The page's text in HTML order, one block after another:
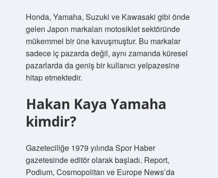
Honda, Yamaha, Suzuki ve Kawasaki gibi önde
gelen Japon markaları motosiklet sektöründe
mükemmel bir üne kavuşmuştur. Bu markalar
sadece iç pazarda değil, aynı zamanda küresel
pazarlarda da geniş bir kullanıcı yelpazesine
hitap etmektedir.
Hakan Kaya Yamaha
kimdir?
Gazeteciliğe 1979 yılında Spor Haber
gazetesinde editör olarak başladı. Report,
Podium, Cosmopolitan ve Europe News’da